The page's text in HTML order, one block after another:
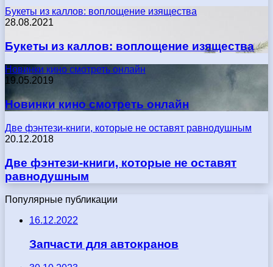
Букеты из каллов: воплощение изящества
28.08.2021
Букеты из каллов: воплощение изящества
Новинки кино смотреть онлайн
19.05.2019
Новинки кино смотреть онлайн
Две фэнтези-книги, которые не оставят равнодушным
20.12.2018
Две фэнтези-книги, которые не оставят
равнодушным
Популярные публикации
16.12.2022
Запчасти для автокранов